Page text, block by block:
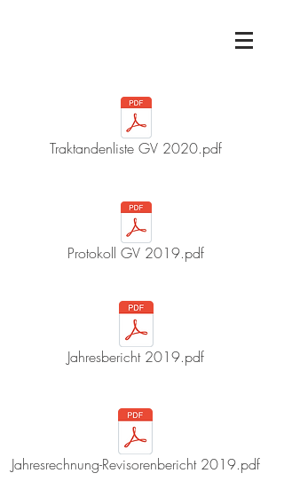
Traktandenliste GV 2020.pdf
Protokoll GV 2019.pdf
Jahresbericht 2019.pdf
Jahresrechnung-Revisorenbericht 2019.pdf